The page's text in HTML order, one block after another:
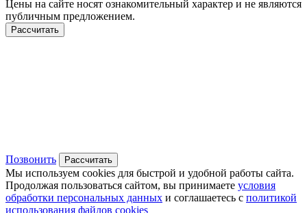
Цены на сайте носят ознакомительный характер и не являются
публичным предложением.
Рассчитать
Позвонить Рассчитать
Мы используем cookies для быстрой и удобной работы сайта.
Продолжая пользоваться сайтом, вы принимаете условия
обработки персональных данных и соглашаетесь с политикой
использования файлов cookies